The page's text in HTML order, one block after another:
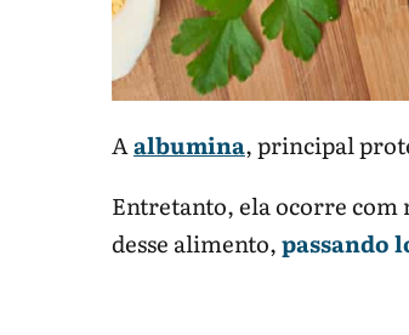
Aalbumina, principal
Entretanto, ela ocorre com
desse alimento,passando